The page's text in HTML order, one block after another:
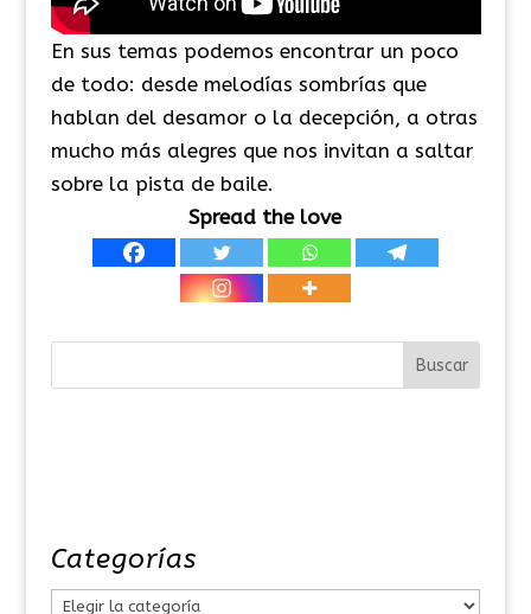
En sus temas podemos encontrar un poco
de todo: desde melodías sombrías que
hablan del desamor o la decepción, a otras
mucho más alegres que nos invitan a saltar
sobre la pista de baile.
Spread the love
Categorías